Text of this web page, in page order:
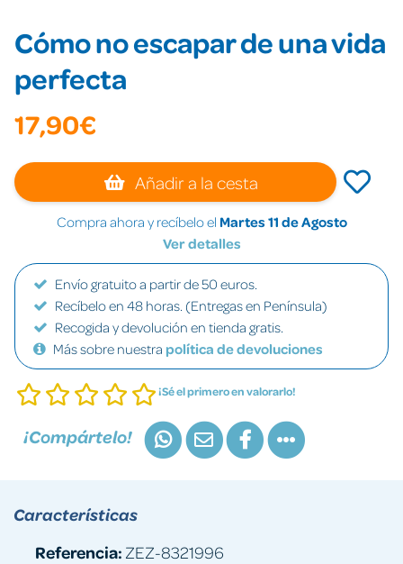
Cómo no escapar de una vida
perfecta
17,90€
Añadir a la cesta
Compra ahora y recíbelo el Martes 11 de Agosto
Ver detalles
Envío gratuito a partir de 50 euros.
Recíbelo en 48 horas. (Entregas en Península)
Recogida y devolución en tienda gratis.
Más sobre nuestra política de devoluciones
¡Sé el primero en valorarlo!
¡Compártelo!
Características
Referencia: ZEZ-8321996